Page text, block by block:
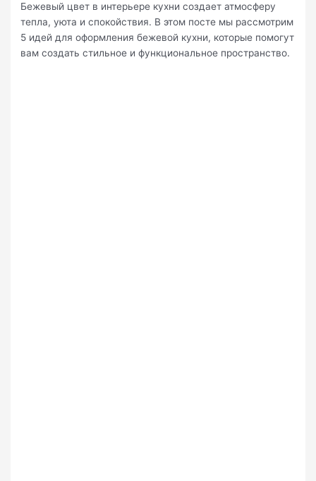
Бежевый цвет в интерьере кухни создает атмосферу
тепла, уюта и спокойствия. В этом посте мы рассмотрим
5 идей для оформления бежевой кухни, которые помогут
вам создать стильное и функциональное пространство.